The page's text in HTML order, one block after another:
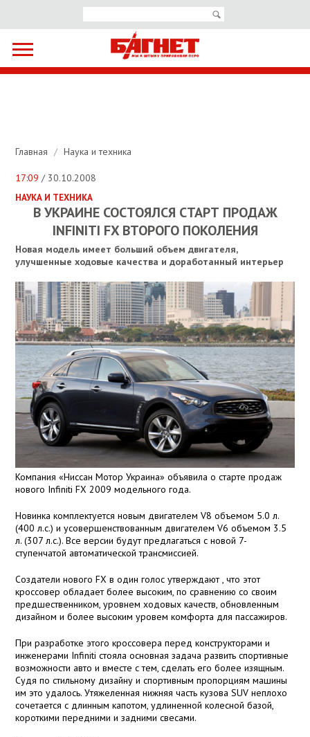
Главная / Наука и техника
17:09 / 30.10.2008
НАУКА И ТЕХНИКА
В УКРАИНЕ СОСТОЯЛСЯ СТАРТ ПРОДАЖ
INFINITI FX ВТОРОГО ПОКОЛЕНИЯ
Новая модель имеет больший объем двигателя,
улучшенные ходовые качества и доработанный интерьер
Компания «Ниссан Мотор Украина» объявила о старте продаж
нового Infiniti FX 2009 модельного года.
Новинка комплектуется новым двигателем V8 объемом 5.0 л.
(400 л.с.) и усовершенствованным двигателем V6 объемом 3.5
л. (307 л.с.). Все версии будут предлагаться с новой 7-
ступенчатой автоматической трансмиссией.
Создатели нового FX в один голос утверждают , что этот
кроссовер обладает более высоким, по сравнению со своим
предшественником, уровнем ходовых качеств, обновленным
дизайном и более высоким уровем комфорта для пассажиров.
При разработке этого кроссовера перед конструкторами и
инженерами Infiniti стояла основная задача развить спортивные
возможности авто и вместе с тем, сделать его более изящным.
Судя по стильному дизайну и спортивным пропорциям машины
им это удалось. Утяжеленная нижняя часть кузова SUV неплохо
сочетается с длинным капотом, удлиненной колесной базой,
короткими передними и задними свесами.